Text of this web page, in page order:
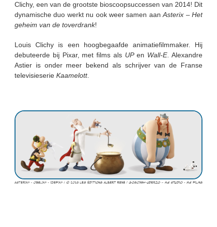
Clichy, een van de grootste bioscoopsuccessen van 2014! Dit
dynamische duo werkt nu ook weer samen aanAsterix – Het
geheim van de toverdrank!
Louis Clichy is een hoogbegaafde animatiefilmmaker. Hij
debuteerde bij Pixar, met films als UPen Wall-E. Alexandre
Astier is onder meer bekend als schrijver van de Franse
televisieserie Kaamelott.